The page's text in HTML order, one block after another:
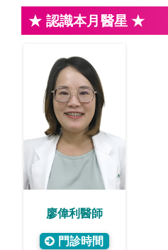
★ 認識本月醫星 ★
廖偉利醫師
門診時間